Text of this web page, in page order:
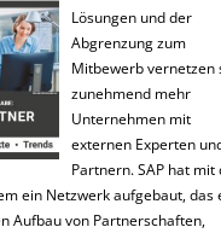
Lösungen und der
Abgrenzung zum
Mitbewerb vernetzen
zunehmend mehr
Unternehmen mit
externen Experten
Partnern. SAP hat mit
ein Netzwerk aufgebaut, das
Aufbau von Partnerschaften,